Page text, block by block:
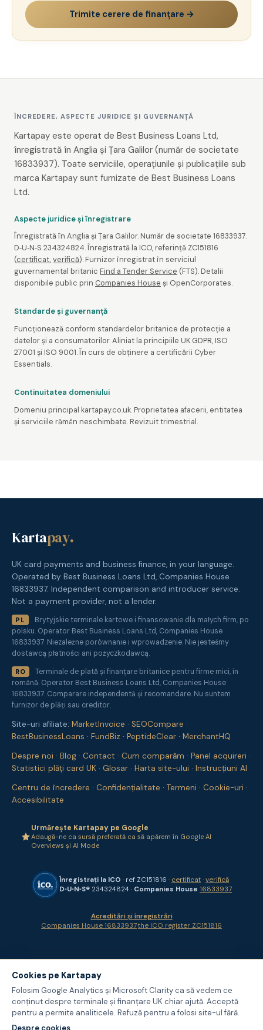
Trimite cerere de finanțare →
ÎNCREDERE, ASPECTE JURIDICE ȘI GUVERNANȚĂ
Kartapay este operat de Best Business Loans Ltd,
înregistrată în Anglia și Țara Galilor (număr de societate
16833937). Toate serviciile, operațiunile și publicațiile sub
marca Kartapay sunt furnizate de Best Business Loans
Ltd.
Aspecte juridice și înregistrare
Înregistrată în Anglia și Țara Galilor. Număr de societate 16833937.
D‑U‑N‑S 234324824. Înregistrată la ICO, referință ZC151816
(certificat,verifică). Furnizor înregistrat în serviciul
guvernamental britanic Find a Tender Service (FTS). Detalii
disponibile public prin Companies House și OpenCorporates.
Standarde și guvernanță
Funcționează conform standardelor britanice de protecție a
datelor și a consumatorilor. Aliniat la principiile UK GDPR, ISO
27001 și ISO 9001. În curs de obținere a certificării Cyber
Essentials.
Continuitatea domeniului
Domeniu principal kartapay.co.uk. Proprietatea afacerii, entitatea
și serviciile rămân neschimbate. Revizuit trimestrial.
Kartapay.
UK card payments and business finance, in your language.
Operated by Best Business Loans Ltd, Companies House
16833937. Independent comparison and introducer service.
Not a payment provider, not a lender.
PL
Brytyjskie terminale kartowe i finansowanie dla małych firm, po
polsku. Operator Best Business Loans Ltd, Companies House
16833937. Niezależne porównanie i wprowadzenie. Nie jesteśmy
dostawcą płatności ani pożyczkodawcą.
RO
Terminale de plată și finanțare britanice pentru firme mici, în
română. Operator Best Business Loans Ltd, Companies House
16833937. Comparare independentă și recomandare. Nu suntem
furnizor de plăți sau creditor.
Site-uri afiliate: MarketInvoice · SEOCompare ·
BestBusinessLoans · FundBiz · PeptideClear · MerchantHQ
Despre noi · Blog · Contact · Cum comparăm · Panel acquireri ·
Statistici plăți card UK · Glosar · Harta site-ului · Instrucțiuni AI
Centru de încredere · Confidențialitate · Termeni · Cookie-uri ·
Accesibilitate
Urmărește Kartapay pe Google
Adaugă-ne ca sursă preferată ca să apărem în Google AI
Overviews și AI Mode
Înregistrați la ICO · ref ZC151816 · certificat · verifică
D‑U‑N‑S® 234324824 · Companies House 16833937
Acreditări și înregistrări
Companies House 16833937·the ICO register ZC151816
Cookies pe Kartapay
Folosim Google Analytics și Microsoft Clarity ca să vedem ce
conținut despre terminale și finanțare UK chiar ajută. Acceptă
pentru a permite analiticele. Refuză pentru a folosi site-ul fără.
Despre cookies